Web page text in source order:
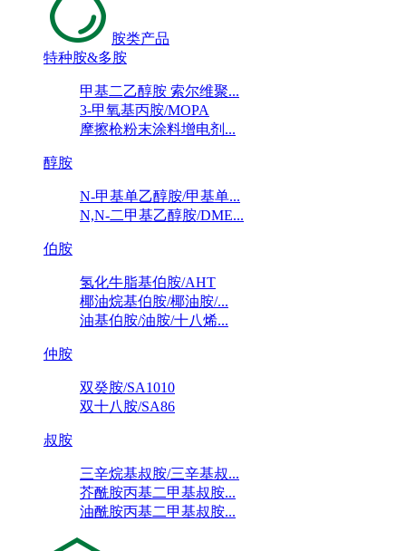
胺类产品
特种胺&多胺
甲基二乙醇胺 索尔维聚...
3-甲氧基丙胺/MOPA
摩擦枪粉末涂料增电剂...
醇胺
N-甲基单乙醇胺/甲基单...
N,N-二甲基乙醇胺/DME...
伯胺
氢化牛脂基伯胺/AHT
椰油烷基伯胺/椰油胺/...
油基伯胺/油胺/十八烯...
仲胺
双癸胺/SA1010
双十八胺/SA86
叔胺
三辛烷基叔胺/三辛基叔...
芥酰胺丙基二甲基叔胺...
油酰胺丙基二甲基叔胺...